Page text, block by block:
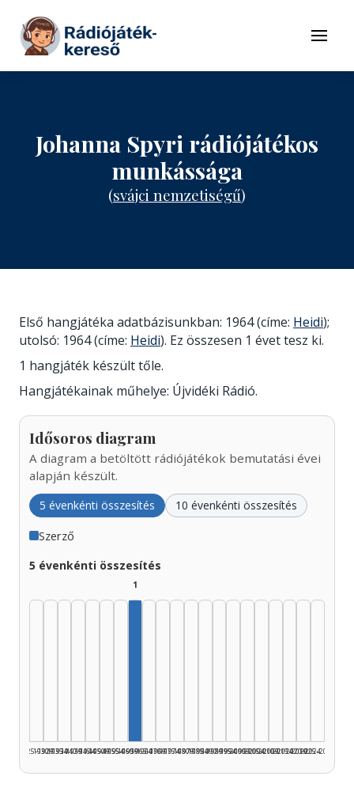
Tovább a tartalomhoz
Menü
Johanna Spyri rádiójátékos
munkássága
(svájci nemzetiségű)
Első hangjátéka adatbázisunkban: 1964 (címe: Heidi);
utolsó: 1964 (címe: Heidi). Ez összesen 1 évet tesz ki.
1 hangjáték készült tőle.
Hangjátékainak műhelye: Újvidéki Rádió.
Idősoros diagram
A diagram a betöltött rádiójátékok bemutatási évei
alapján készült.
5 évenkénti összesítés 10 évenkénti összesítés
Szerző
5 évenkénti összesítés
1925–1929
1930–1934
1935–1939
1940–1944
1945–1949
1950–1954
1955–1959
1
1960–1964
1965–1969
1970–1974
1975–1979
1980–1984
1985–1989
1990–1994
1995–1999
2000–2004
2005–2009
2010–2014
2015–2019
2020–2024
2025–2026